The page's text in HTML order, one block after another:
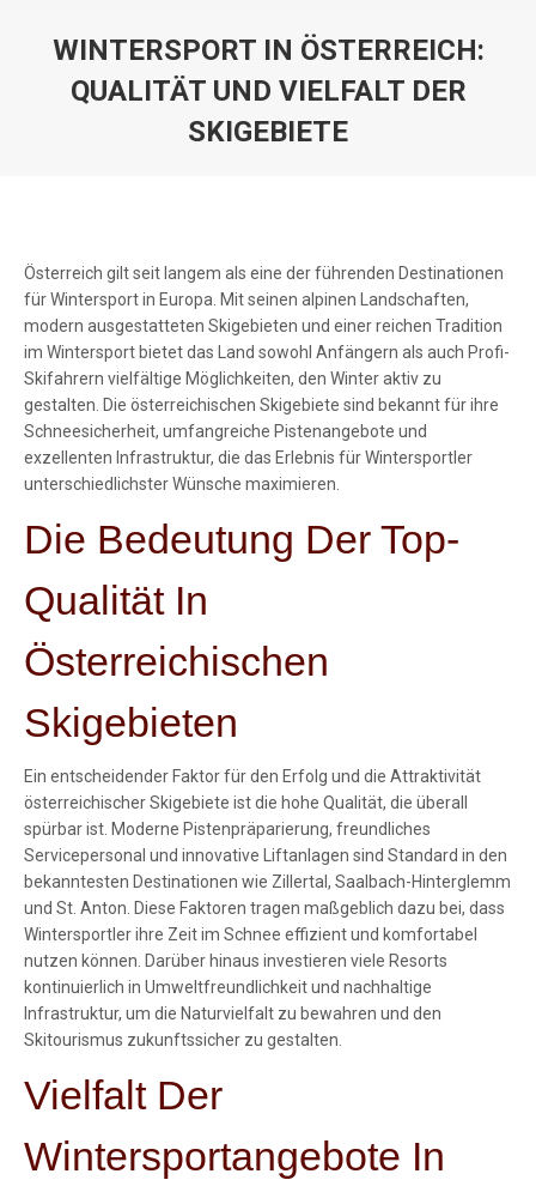
WINTERSPORT IN ÖSTERREICH:
QUALITÄT UND VIELFALT DER
SKIGEBIETE
Österreich gilt seit langem als eine der führenden Destinationen
für Wintersport in Europa. Mit seinen alpinen Landschaften,
modern ausgestatteten Skigebieten und einer reichen Tradition
im Wintersport bietet das Land sowohl Anfängern als auch Profi-
Skifahrern vielfältige Möglichkeiten, den Winter aktiv zu
gestalten. Die österreichischen Skigebiete sind bekannt für ihre
Schneesicherheit, umfangreiche Pistenangebote und
exzellenten Infrastruktur, die das Erlebnis für Wintersportler
unterschiedlichster Wünsche maximieren.
Die Bedeutung Der Top-
Qualität In
Österreichischen
Skigebieten
Ein entscheidender Faktor für den Erfolg und die Attraktivität
österreichischer Skigebiete ist die hohe Qualität, die überall
spürbar ist. Moderne Pistenpräparierung, freundliches
Servicepersonal und innovative Liftanlagen sind Standard in den
bekanntesten Destinationen wie Zillertal, Saalbach-Hinterglemm
und St. Anton. Diese Faktoren tragen maßgeblich dazu bei, dass
Wintersportler ihre Zeit im Schnee effizient und komfortabel
nutzen können. Darüber hinaus investieren viele Resorts
kontinuierlich in Umweltfreundlichkeit und nachhaltige
Infrastruktur, um die Naturvielfalt zu bewahren und den
Skitourismus zukunftssicher zu gestalten.
Vielfalt Der
Wintersportangebote In